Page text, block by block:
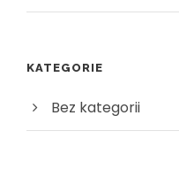
KATEGORIE
Bez kategorii